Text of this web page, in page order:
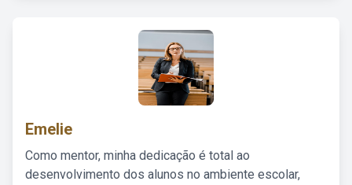
Emelie
Como mentor, minha dedicação é total ao
desenvolvimento dos alunos no ambiente escolar,